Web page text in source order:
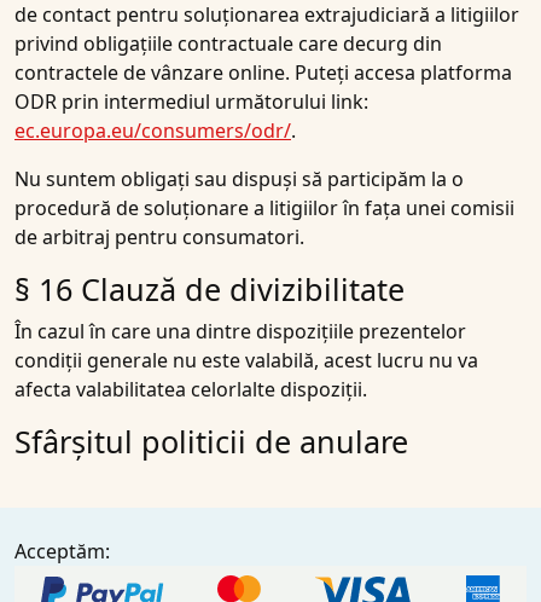
de contact pentru soluționarea extrajudiciară a litigiilor
privind obligațiile contractuale care decurg din
contractele de vânzare online. Puteți accesa platforma
ODR prin intermediul următorului link:
ec.europa.eu/consumers/odr/.
Nu suntem obligați sau dispuși să participăm la o
procedură de soluționare a litigiilor în fața unei comisii
de arbitraj pentru consumatori.
§ 16 Clauză de divizibilitate
În cazul în care una dintre dispozițiile prezentelor
condiții generale nu este valabilă, acest lucru nu va
afecta valabilitatea celorlalte dispoziții.
Sfârșitul politicii de anulare
Acceptăm: